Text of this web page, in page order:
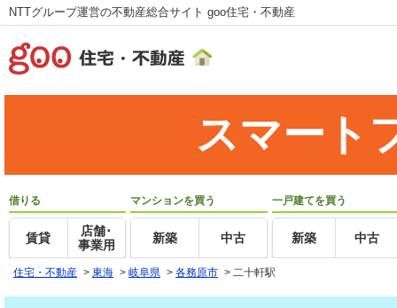
NTTグループ運営の不動産総合サイト goo住宅・不動産
スマート
借りる
賃貸
店舗･
事業用
マンションを買う
新築 中古
一戸建てを買う
新築 中古
住宅・不動産 > 東海 > 岐阜県 > 各務原市 > 二十軒駅